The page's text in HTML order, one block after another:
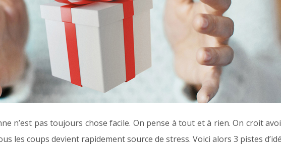
n’est pas toujours chose facile. On pense à tout et à rien. On croit
les coups devient rapidement source de stress. Voici alors 3 pistes